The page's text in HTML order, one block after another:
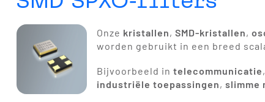
Onze kristallen,SMD-kristallen,
worden gebruikt in een breed
Bijvoorbeeld intelecommunicatie
industriële toepassingen,slimme